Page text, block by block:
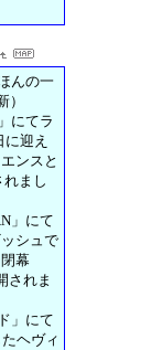
んの一
にてラ
迎え
ンスと
まし
」にて
シュで
閉幕
されま
」にて
ヘヴィ